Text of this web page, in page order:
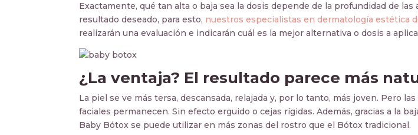
Exactamente, qué tan alta o baja sea la dosis depende de la profundidad de las
resultado deseado, para esto, nuestros especialistas en dermatología estética
realizarán una evaluación e indicarán cuál es la mejor alternativa o dosis a
¿La ventaja? El resultado parece más
La piel se ve más tersa, descansada, relajada y, por lo tanto, más joven. Pero
faciales permanecen. Sin efecto erguido o cejas rígidas. Además, gracias a la
Baby Bótox se puede utilizar en más zonas del rostro que el Bótox tradicional.